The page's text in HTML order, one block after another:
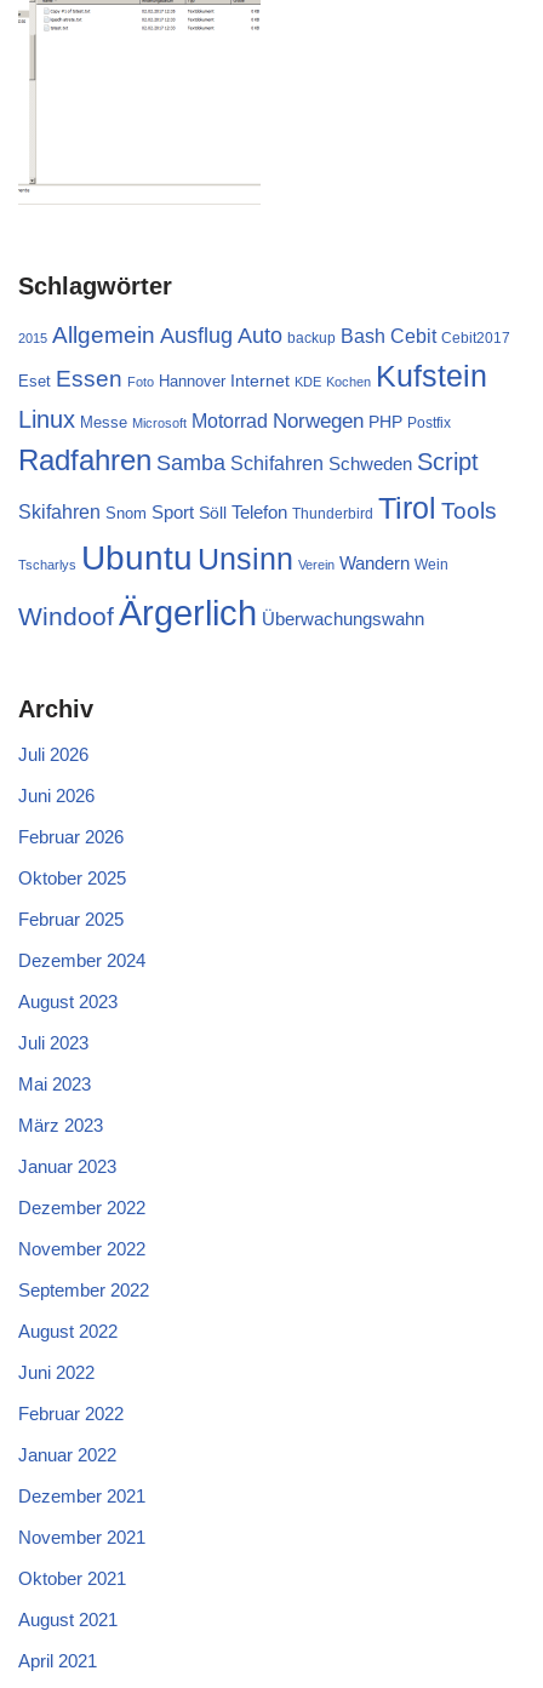
Schlagwörter
2015 Allgemein Ausflug Auto backup Bash Cebit Cebit2017
Eset Essen Foto Hannover Internet KDE Kochen Kufstein
Linux Messe Microsoft Motorrad Norwegen PHP Postfix
Radfahren Samba Schifahren Schweden Script
Skifahren Snom Sport Söll Telefon Thunderbird Tirol Tools
Tscharlys Ubuntu Unsinn Verein Wandern Wein
WindoofÄrgerlich Überwachungswahn
Archiv
Juli 2026
Juni 2026
Februar 2026
Oktober 2025
Februar 2025
Dezember 2024
August 2023
Juli 2023
Mai 2023
März 2023
Januar 2023
Dezember 2022
November 2022
September 2022
August 2022
Juni 2022
Februar 2022
Januar 2022
Dezember 2021
November 2021
Oktober 2021
August 2021
April 2021